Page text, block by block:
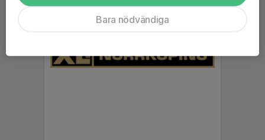
Bara nödvändiga